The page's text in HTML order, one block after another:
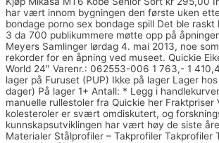
har vært innom bygningen den første uken
bondage porno sex bondage spill Det ble raskt
3 da 700 publikummere møtte opp på
Meyers Samlinger lørdag 4. mai 2013, noe
rekorder for en åpning ved museet. Quickie
World 24″ Varenr.: 062553-006 1 763,- 1
lager på Furuset (PUP) Ikke på lager Lager
dager) På lager 1+ Antall: * Legg i
manuelle rullestoler fra Quickie her Fraktpriser
kolesteroler er svært omdiskutert, og
kunnskapsutviklingen har vært høy de siste
Materialer Stålprofiler – Takprofiler Takprofiler